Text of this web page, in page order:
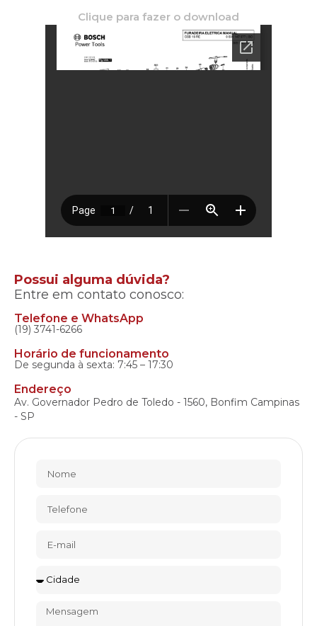
Clique para fazer o download
Possui alguma dúvida?
Entre em contato conosco:
Telefone e WhatsApp
(19) 3741-6266
Horário de funcionamento
De segunda à sexta: 7:45 – 17:30
Endereço
Av. Governador Pedro de Toledo - 1560, Bonfim Campinas
- SP